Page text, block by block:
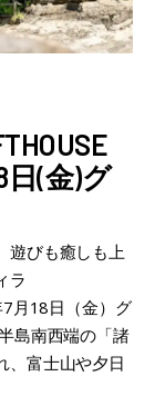
日(金)グ
遊びも癒しも上
ラ
7月18日（金）グ
島南西端の「諸
、富士山や夕日